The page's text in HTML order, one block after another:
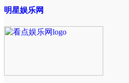
明星娱乐网